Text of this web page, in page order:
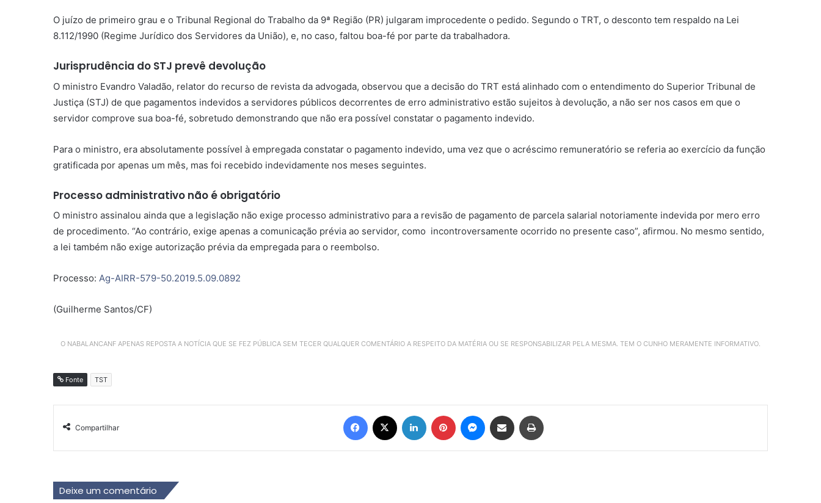
O juízo de primeiro grau e o Tribunal Regional do Trabalho da 9ª Região (PR) julgaram improcedente o pedido. Segundo o TRT, o desconto tem respaldo na Lei
8.112/1990 (Regime Jurídico dos Servidores da União), e, no caso, faltou boa-fé por parte da trabalhadora.
Jurisprudência do STJ prevê devolução
O ministro Evandro Valadão, relator do recurso de revista da advogada, observou que a decisão do TRT está alinhado com o entendimento do Superior Tribunal de
Justiça (STJ) de que pagamentos indevidos a servidores públicos decorrentes de erro administrativo estão sujeitos à devolução, a não ser nos casos em que o
servidor comprove sua boa-fé, sobretudo demonstrando que não era possível constatar o pagamento indevido.
Para o ministro, era absolutamente possível à empregada constatar o pagamento indevido, uma vez que o acréscimo remuneratório se referia ao exercício da função
gratificada por apenas um mês, mas foi recebido indevidamente nos meses seguintes.
Processo administrativo não é obrigatório
O ministro assinalou ainda que a legislação não exige processo administrativo para a revisão de pagamento de parcela salarial notoriamente indevida por mero erro
de procedimento. “Ao contrário, exige apenas a comunicação prévia ao servidor, como incontroversamente ocorrido no presente caso”, afirmou. No mesmo sentido,
a lei também não exige autorização prévia da empregada para o reembolso.
Processo: Ag-AIRR-579-50.2019.5.09.0892
(Guilherme Santos/CF)
O NABALANCANF APENAS REPOSTA A NOTÍCIA QUE SE FEZ PÚBLICA SEM TECER QUALQUER COMENTÁRIO A RESPEITO DA MATÉRIA OU SE RESPONSABILIZAR PELA MESMA. TEM O CUNHO MERAMENTE INFORMATIVO.
Fonte TST
Compartilhar
Deixe um comentário